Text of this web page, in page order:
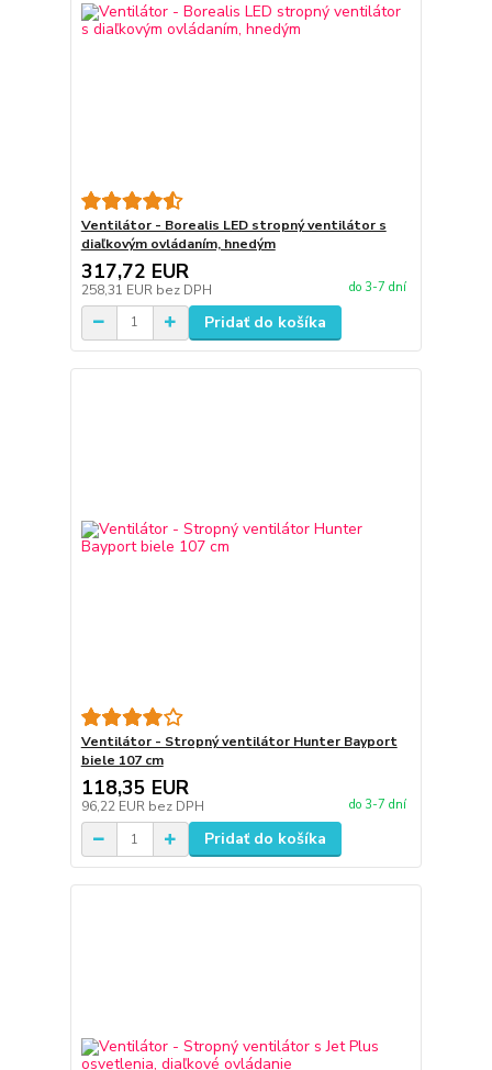
Ventilátor - Borealis LED stropný ventilátor s
diaľkovým ovládaním, hnedým
317,72 EUR
258,31 EUR bez DPH do 3-7 dní
Pridať do košíka
Ventilátor - Stropný ventilátor Hunter Bayport
biele 107 cm
118,35 EUR
96,22 EUR bez DPH do 3-7 dní
Pridať do košíka